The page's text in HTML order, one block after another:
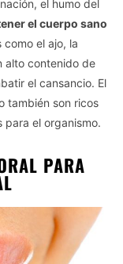
el humo del
el cuerpo sano
como el ajo, la
alto contenido de
el cansancio. El
también son ricos
el organismo.
PARA